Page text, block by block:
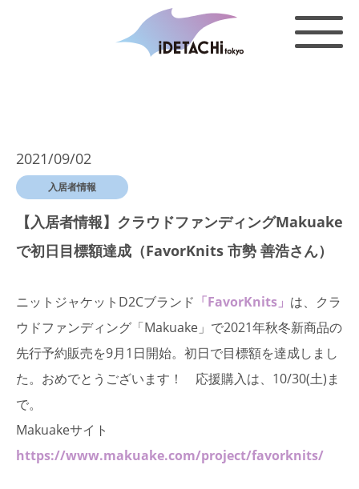
2021/09/02
入居者情報
【入居者情報】クラウドファンディングMakuake
で初日目標額達成（FavorKnits 市勢 善浩さん）
ニットジャケットD2Cブランド 「FavorKnits」 は、クラ
ウドファンディング「Makuake」で2021年秋冬新商品の
先行予約販売を9月1日開始。初日で目標額を達成しまし
た。おめでとうございます！ 応援購入は、10/30(土)ま
で。
Makuakeサイト
https://www.makuake.com/project/favorknits/